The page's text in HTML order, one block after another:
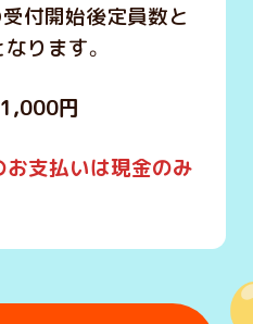
付開始後定員数と
ります。
1,000円
お支払いは現金のみ